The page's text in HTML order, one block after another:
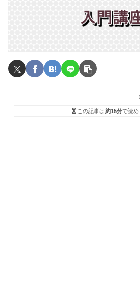
この記事は約15分で読め